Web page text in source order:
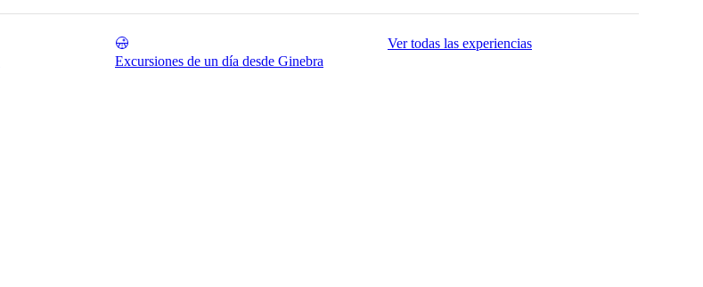
Excursiones de un día desde Ginebra
Ver todas las experiencias